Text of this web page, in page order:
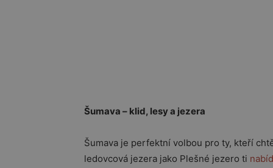
Šumava – klid, lesy a jezera
Šumava je perfektní volbou pro ty, kteří
ledovcová jezera jako Plešné jezero ti